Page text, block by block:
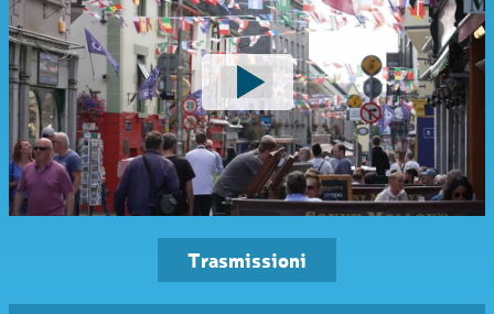
Trasmissioni